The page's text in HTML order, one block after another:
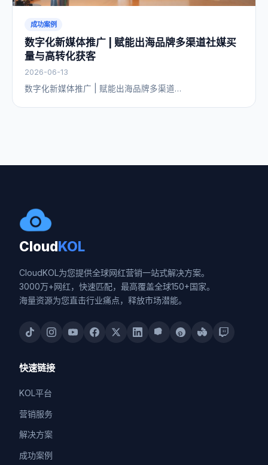
成功案例
数字化新媒体推广 | 赋能出海品牌多渠道社媒买
量与高转化获客
2026-06-13
数字化新媒体推广 | 赋能出海品牌多渠道…
CloudKOL
CloudKOL为您提供全球网红营销一站式解决方案。
3000万+网红，快速匹配，最高覆盖全球150+国家。
海量资源为您直击行业痛点，释放市场潜能。
快速链接
KOL平台
营销服务
解决方案
成功案例